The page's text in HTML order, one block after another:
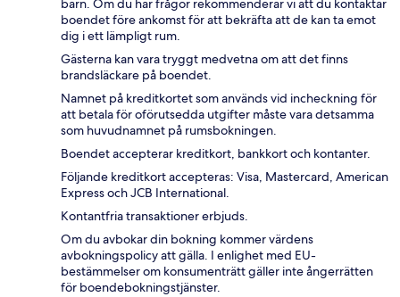
barn. Om du har frågor rekommenderar vi att du kontaktar
boendet före ankomst för att bekräfta att de kan ta emot
dig i ett lämpligt rum.
Gästerna kan vara tryggt medvetna om att det finns
brandsläckare på boendet.
Namnet på kreditkortet som används vid incheckning för
att betala för oförutsedda utgifter måste vara detsamma
som huvudnamnet på rumsbokningen.
Boendet accepterar kreditkort, bankkort och kontanter.
Följande kreditkort accepteras: Visa, Mastercard, American
Express och JCB International.
Kontantfria transaktioner erbjuds.
Om du avbokar din bokning kommer värdens
avbokningspolicy att gälla. I enlighet med EU-
bestämmelser om konsumenträtt gäller inte ångerrätten
för boendebokningstjänster.